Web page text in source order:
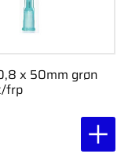
x 50mm grøn
frp